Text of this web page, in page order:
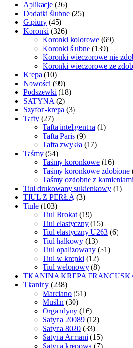
Aplikacje (26)
Dodatki ślubne (25)
Gipiury (45)
Koronki (326)
Koronki kolorowe (69)
Koronki ślubne (139)
Koronki wieczorowe nie
Koronki wieczorowe ze
Krepa (10)
Nowości (99)
Podszewki (18)
SATYNA (2)
Szyfon-krepa (3)
Tafty (27)
Tafta inteligentna (1)
Tafta Paris (9)
Tafta zwykła (17)
Taśmy (54)
Taśmy koronkowe (16)
Taśmy koronkowe zdobione
Taśmy ozdobne z kamieniami
Tiul drukowany sukienkowy (1)
TIUL Z PERŁĄ (3)
Tiule (103)
Tiul Brokat (19)
Tiul elastyczny (15)
Tiul elastyczny U263 (6)
Tiul halkowy (13)
Tiul opalizowany (31)
Tiul w kropki (12)
Tiul welonowy (8)
TKANINA KREPA
Tkaniny (238)
Marciano (51)
Muślin (30)
Organdyny (16)
Satyna 20089 (12)
Satyna 8020 (33)
Satyna Armani (15)
Satyna krepowa (7)